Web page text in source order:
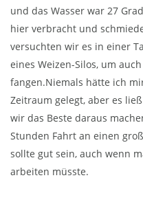
und das Wasser war 27
hier verbracht und
versuchten wir es in einer
eines Weizen-Silos, um
fangen.Niemals hätte ich
Zeitraum gelegt, aber es
wir das Beste daraus
Stunden Fahrt an einen
sollte gut sein, auch wenn
arbeiten müsste.